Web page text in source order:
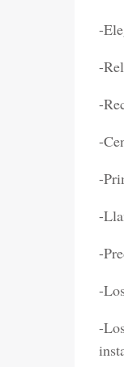
-
-
-
-
-
-
-
-
-